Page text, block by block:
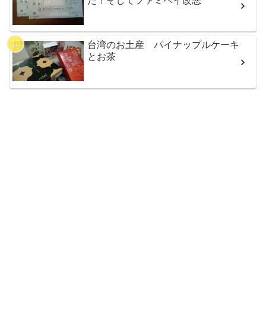
台湾のお土産 パイナップルケーキ
とお茶